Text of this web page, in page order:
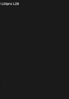
حلاق كليبرز بالجملة صغار مصفف الشعر مقص حلاقة القابل لإعادة الشحن تتلاشى 5CR قابلة للتعديل شفرة كهربائية مقص مورد Lilipro L26